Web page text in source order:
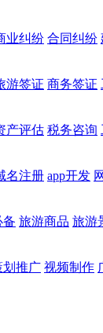
业纠纷 合同纠纷
游签证 商务签证
产评估 税务咨询
名注册 app开发
备 旅游商品 旅游
划推广 视频制作